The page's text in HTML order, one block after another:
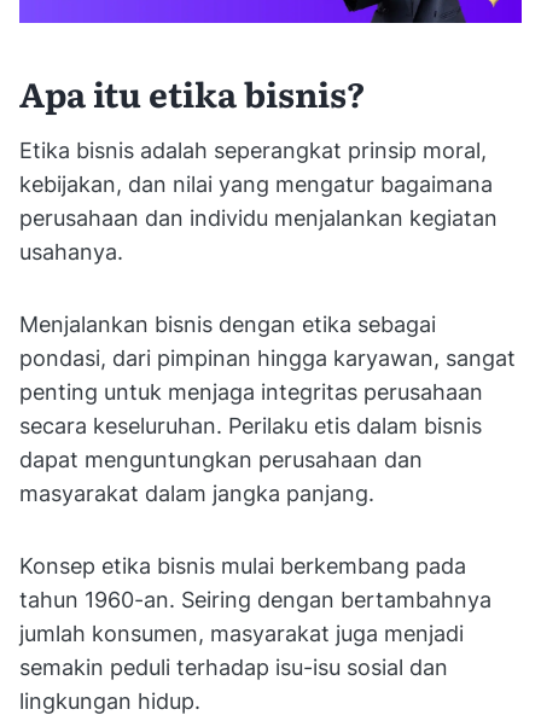
Apa itu etika bisnis?
Etika bisnis adalah seperangkat prinsip moral,
kebijakan, dan nilai yang mengatur bagaimana
perusahaan dan individu menjalankan kegiatan
usahanya.
Menjalankan bisnis dengan etika sebagai
pondasi, dari pimpinan hingga karyawan, sangat
penting untuk menjaga integritas perusahaan
secara keseluruhan. Perilaku etis dalam bisnis
dapat menguntungkan perusahaan dan
masyarakat dalam jangka panjang.
Konsep etika bisnis mulai berkembang pada
tahun 1960-an. Seiring dengan bertambahnya
jumlah konsumen, masyarakat juga menjadi
semakin peduli terhadap isu-isu sosial dan
lingkungan hidup.